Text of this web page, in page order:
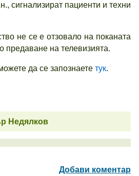
сигнализират пациенти и техни
не се е отзовало на поканата
предаване на телевизията.
да се запознаете тук.
Недялков
Добави коментар